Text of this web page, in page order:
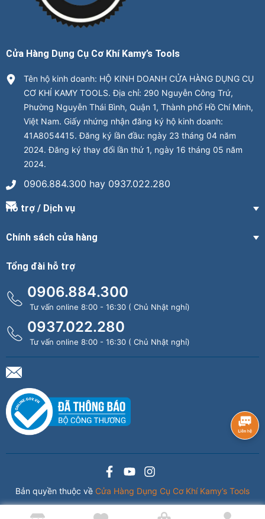
Cửa Hàng Dụng Cụ Cơ Khí Kamy’s Tools
Tên hộ kinh doanh: HỘ KINH DOANH CỬA HÀNG DỤNG CỤ
CƠ KHÍ KAMY TOOLS. Địa chỉ: 290 Nguyễn Công Trứ,
Phường Nguyễn Thái Bình, Quận 1, Thành phố Hồ Chí Minh,
Việt Nam. Giấy nhứng nhận đăng ký hộ kinh doanh:
41A8054415. Đăng ký lần đầu: ngày 23 tháng 04 năm
2024. Đăng ký thay đổi lần thứ 1, ngày 16 tháng 05 năm
2024.
0906.884.300 hay 0937.022.280
Hỗ trợ / Dịch vụ
Chính sách cửa hàng
Tổng đài hỗ trợ
0906.884.300
Tư vấn online 8:00 - 16:30 ( Chủ Nhật nghỉ)
0937.022.280
Tư vấn online 8:00 - 16:30 ( Chủ Nhật nghỉ)
Bản quyền thuộc về Cửa Hàng Dụng Cụ Cơ Khí Kamy’s Tools